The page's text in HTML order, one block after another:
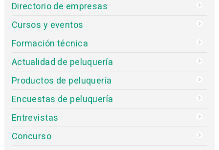
Directorio de empresas
Cursos y eventos
Formación técnica
Actualidad de peluquería
Productos de peluquería
Encuestas de peluquería
Entrevistas
Concurso